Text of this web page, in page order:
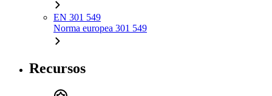
EN 301 549
Norma europea 301 549
Recursos